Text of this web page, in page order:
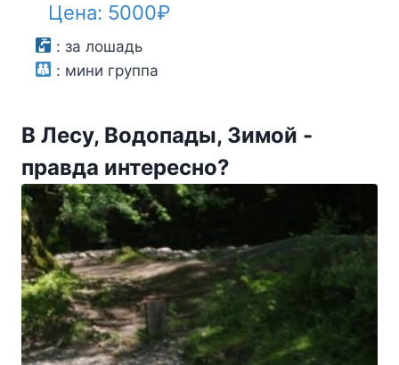
Цена: 5000₽
: за лошадь
: мини группа
В Лесу, Водопады, Зимой -
правда интересно?